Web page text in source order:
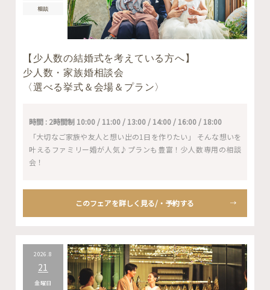
相談
【少人数の結婚式を考えている方へ】
少人数・家族婚相談会
〈選べる挙式＆会場＆プラン〉
時間 : 2時間制 10:00 / 11:00 / 13:00 / 14:00 / 16:00 / 18:00
「大切なご家族や友人と想い出の1日を作りたい」 そんな想いを
叶えるファミリー婚が人気♪プランも豊富！少人数専用の相談
会！
このフェアを詳しく見る/・予約する
2026.8
21
金曜日